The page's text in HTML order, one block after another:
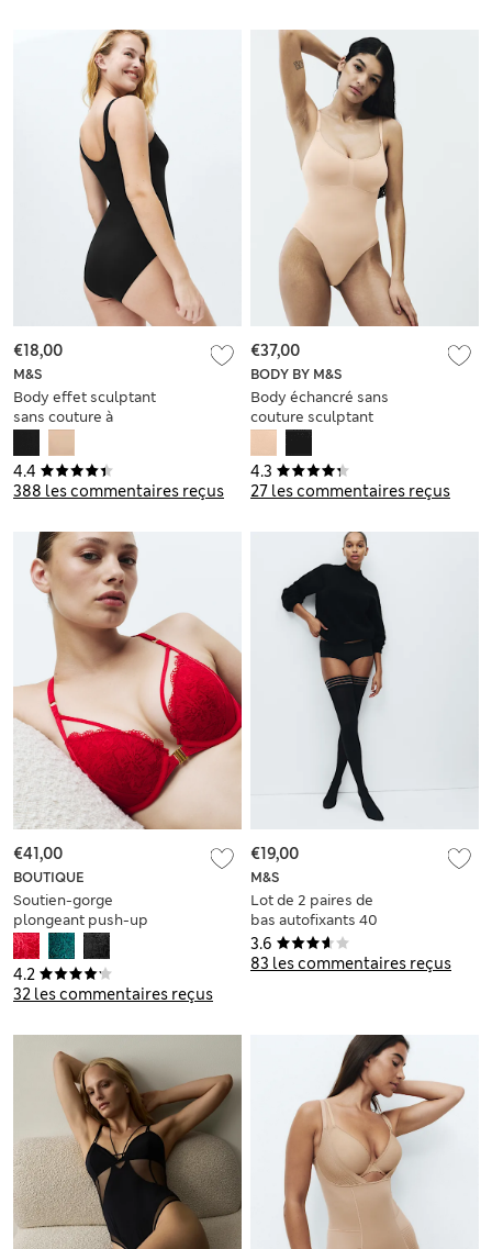
4.4
388 les commentaires reçus
M&S
Body effet sculptant
sans couture à
€18,00
4.3
27 les commentaires reçus
BODY BY M&S
Body échancré sans
couture sculptant
€37,00
4.2
32 les commentaires reçus
BOUTIQUE
Soutien-gorge
plongeant push-up
à armatures en
dentelle Vera
(bonnets A à E)
€41,00
3.6
83 les commentaires reçus
M&S
Lot de 2 paires de
bas autofixants 40
deniers mats, dotés
de la technologie
€19,00